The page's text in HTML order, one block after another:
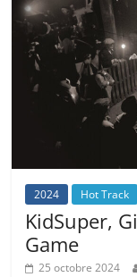
2024 Hot Track
KidSuper,
Game
25 octobre 2024